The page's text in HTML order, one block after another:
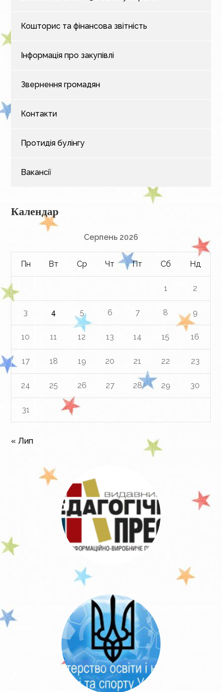
Кошторис та фінансова звітність
Інформація про закупівлі
Звернення громадян
Контакти
Протидія булінгу
Вакансії
Календар
Серпень 2026
Пн Вт Ср Чт Пт Сб Нд
1 2
3 4 5 6 7 8 9
10 11 12 13 14 15 16
17 18 19 20 21 22 23
24 25 26 27 28 29 30
31
« Лип